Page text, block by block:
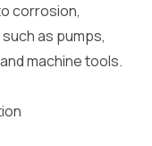
corrosion,
as pumps,
machine tools.